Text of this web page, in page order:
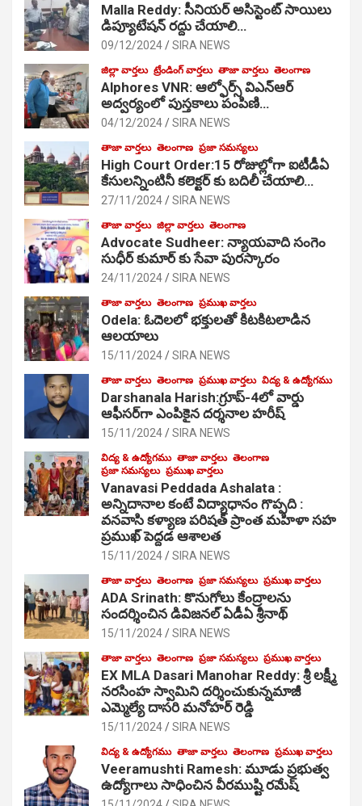
Malla Reddy: సీనియర్ అసిస్టెంట్ సాయిలు
డిప్యూటేషన్ రద్దు చేయాలి…
09/12/2024 SIRA NEWS
జిల్లా వార్తలు ట్రేండింగ్ వార్తలు తాజా వార్తలు తెలంగాణ
Alphores VNR: ఆల్ఫోర్స్ విఎన్ఆర్
అద్వర్యంలో పుస్తకాలు పంపిణి…
04/12/2024 SIRA NEWS
తాజా వార్తలు తెలంగాణ ప్రజా సమస్యలు
High Court Order:15 రోజుల్లోగా ఐటీడీఏ
కేసులన్నింటినీ కలెక్టర్ కు బదిలీ చేయాలి…
27/11/2024 SIRA NEWS
తాజా వార్తలు జిల్లా వార్తలు తెలంగాణ
Advocate Sudheer: న్యాయవాది సంగెం
సుధీర్ కుమార్ కు సేవా పురస్కారం
24/11/2024 SIRA NEWS
తాజా వార్తలు తెలంగాణ ప్రముఖ వార్తలు
Odela: ఓదెల‌లో భక్తులతో కిటకిటలాడిన
ఆల‌యాలు
15/11/2024 SIRA NEWS
తాజా వార్తలు తెలంగాణ ప్రముఖ వార్తలు విద్య & ఉద్యోగము
Darshanala Harish:గ్రూప్-4లో వార్డు
ఆఫీసర్‌గా ఎంపికైన దర్శనాల హరీష్
15/11/2024 SIRA NEWS
విద్య & ఉద్యోగము తాజా వార్తలు తెలంగాణ
ప్రజా సమస్యలు ప్రముఖ వార్తలు
Vanavasi Peddada Ashalata :
అన్నిదానాల కంటే విద్యాధానం గొప్పది :
వనవాసి కళ్యాణ పరిషత్ ప్రాంత మహిళా సహ
ప్రముఖ్ పెద్దడ ఆశాలత
15/11/2024 SIRA NEWS
తాజా వార్తలు తెలంగాణ ప్రజా సమస్యలు ప్రముఖ వార్తలు
ADA Srinath: కొనుగోలు కేంద్రాల‌ను
సంద‌ర్శించిన డివిజనల్ ఏడీఏ శ్రీనాథ్
15/11/2024 SIRA NEWS
తాజా వార్తలు తెలంగాణ ప్రజా సమస్యలు ప్రముఖ వార్తలు
EX MLA Dasari Manohar Reddy: శ్రీ లక్ష్మీ
నరసింహ స్వామిని దర్శించుకున్నమాజీ
ఎమ్మెల్యే దాసరి మనోహర్ రెడ్డి
15/11/2024 SIRA NEWS
విద్య & ఉద్యోగము తాజా వార్తలు తెలంగాణ ప్రముఖ వార్తలు
Veeramushti Ramesh: మూడు ప్రభుత్వ
ఉద్యోగాలు సాధించిన వీరముష్టి రమేష్